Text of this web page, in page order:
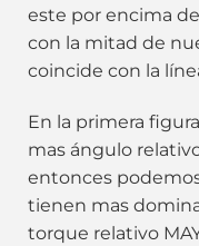
este por encima
con la mitad de
coincide con la
En la primera
mas ángulo
entonces
tienen mas
torque relativo